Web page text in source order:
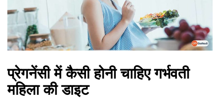
प्रेगनेंसी में कैसी होनी चाहिए गर्भवती
महिला की डाइट